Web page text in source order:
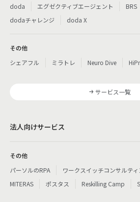
doda
エグゼクティブエージェント BRS
dodaチャレンジ
doda X
その他
シェアフル
ミラトレ Neuro Dive
サービス一覧
法人向けサービス
その他
パーソルのRPA
ワークスイッチコンサルテ
MITERAS
ポスタス Reskilling Camp